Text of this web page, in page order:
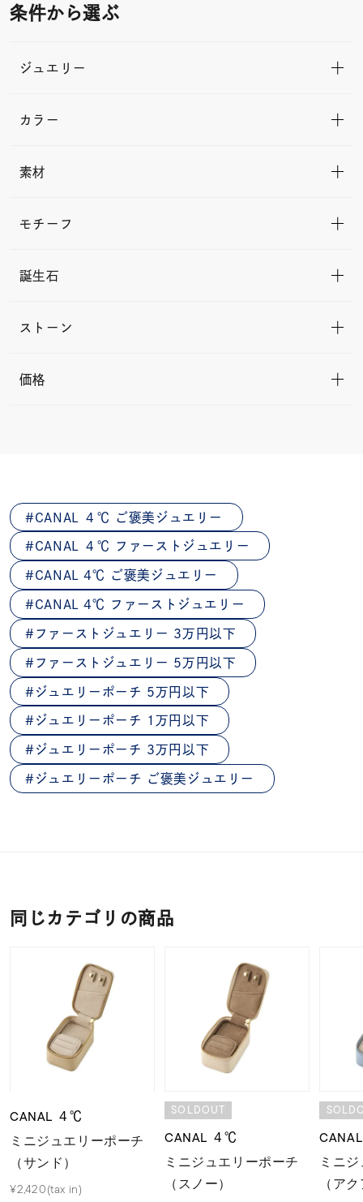
条件から選ぶ
ジュエリー
カラー
素材
モチーフ
誕生石
ストーン
価格
CANAL ４℃ ご褒美ジュエリー
CANAL ４℃ ファーストジュエリー
CANAL 4℃ ご褒美ジュエリー
CANAL 4℃ ファーストジュエリー
ファーストジュエリー 3万円以下
ファーストジュエリー 5万円以下
ジュエリーポーチ 5万円以下
ジュエリーポーチ 1万円以下
ジュエリーポーチ 3万円以下
ジュエリーポーチ ご褒美ジュエリー
同じカテゴリの商品
CANAL ４℃
ミニジュエリーポーチ
（サンド）
¥2,420(tax in)
SOLDOUT
CANAL ４℃
ミニジュエリーポーチ
（スノー）
ミニ
（ア